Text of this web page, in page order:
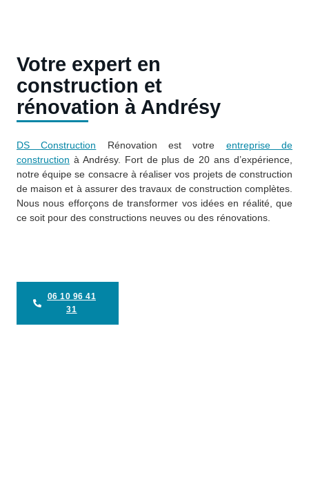
Votre expert en
construction et
rénovation à Andrésy
DS Construction Rénovation est votre entreprise de
construction à Andrésy. Fort de plus de 20 ans d’expérience,
notre équipe se consacre à réaliser vos projets de construction
de maison et à assurer des travaux de construction complètes.
Nous nous efforçons de transformer vos idées en réalité, que
ce soit pour des constructions neuves ou des rénovations.
06 10 96 41
31